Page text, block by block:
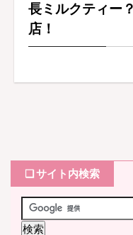
長ミルクティー
店！
❏ サイト内検索